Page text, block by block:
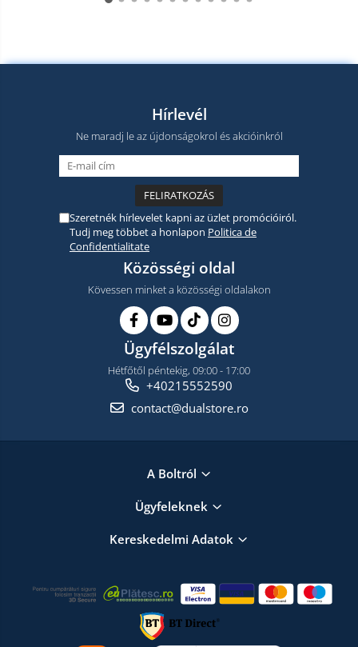
Hírlevél
Ne maradj le az újdonságokrol és akcióinkról
Szeretnék hírlevelet kapni az üzlet promócióiról.
Tudj meg többet a honlapon Politica de
Confidentialitate
Közösségi oldal
Kövessen minket a közösségi oldalakon
Ügyfélszolgálat
Hétfőtől péntekig, 09:00 - 17:00
+40215552590
contact@dualstore.ro
A Boltról
Ügyfeleknek
Kereskedelmi Adatok